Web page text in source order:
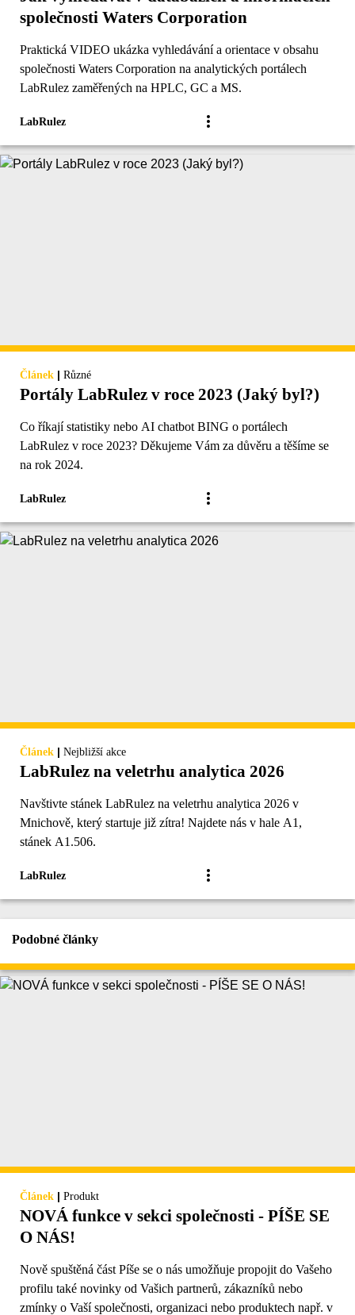
společnosti Waters Corporation
Praktická VIDEO ukázka vyhledávání a orientace v obsahu
společnosti Waters Corporation na analytických portálech
LabRulez zaměřených na HPLC, GC a MS.
LabRulez
Článek | Různé
Portály LabRulez v roce 2023 (Jaký byl?)
Co říkají statistiky nebo AI chatbot BING o portálech
LabRulez v roce 2023? Děkujeme Vám za důvěru a těšíme se
na rok 2024.
LabRulez
Článek | Nejbližší akce
LabRulez na veletrhu analytica 2026
Navštivte stánek LabRulez na veletrhu analytica 2026 v
Mnichově, který startuje již zítra! Najdete nás v hale A1,
stánek A1.506.
LabRulez
Podobné články
Článek | Produkt
NOVÁ funkce v sekci společnosti - PÍŠE SE
O NÁS!
Nově spuštěná část Píše se o nás umožňuje propojit do Vašeho
profilu také novinky od Vašich partnerů, zákazníků nebo
zmínky o Vaší společnosti, organizaci nebo produktech např. v